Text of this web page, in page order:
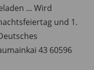
... Wird
und 1.
43 60596